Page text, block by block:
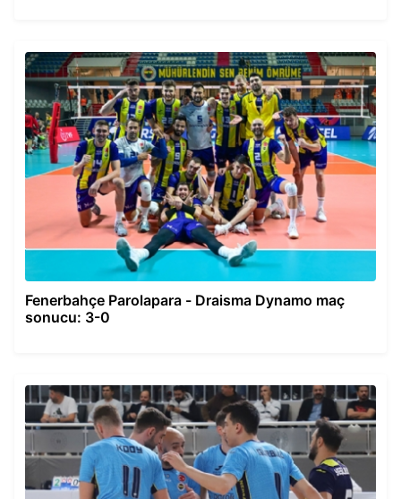
Fenerbahçe Parolapara - Draisma Dynamo maç
sonucu: 3-0